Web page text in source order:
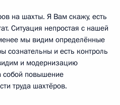
на шахты. Я Вам скажу, есть
Ситуация непростая с нашей
мы видим определённые
сознательны и есть контроль
и модернизацию
собой повышение
труда шахтёров.